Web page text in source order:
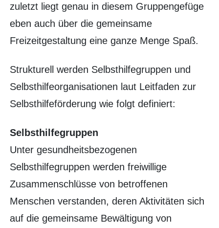
zuletzt liegt genau in diesem Gruppengefüge
eben auch über die gemeinsame
Freizeitgestaltung eine ganze Menge Spaß.
Strukturell werden Selbsthilfegruppen und
Selbsthilfeorganisationen laut Leitfaden zur
Selbsthilfeförderung wie folgt definiert:
Selbsthilfegruppen
Unter gesundheitsbezogenen
Selbsthilfegruppen werden freiwillige
Zusammenschlüsse von betroffenen
Menschen verstanden, deren Aktivitäten sich
auf die gemeinsame Bewältigung von